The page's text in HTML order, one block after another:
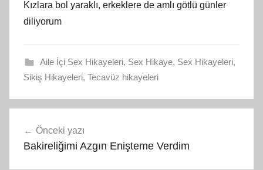
Kızlara bol yaraklı, erkeklere de amlı götlü günler
diliyorum
Aile İçi Sex Hikayeleri, Sex Hikaye, Sex Hikayeleri,
Sikiş Hikayeleri, Tecavüz hikayeleri
gezinmesi
Önceki yazı
Bakireliğimi Azgın Enişteme Verdim